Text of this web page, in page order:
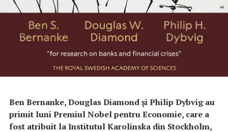
Ben Bernanke, Douglas Diamond şi Philip Dybvig au
primit luni Premiul Nobel pentru Economie, care a
fost atribuit la Institutul Karolinska din Stockholm,